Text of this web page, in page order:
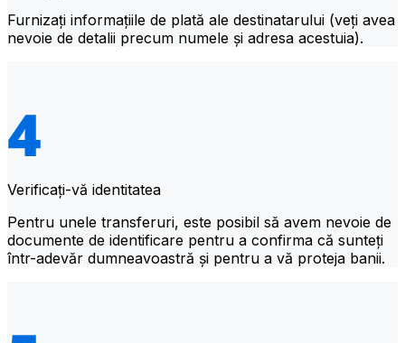
Furnizați informațiile de plată ale destinatarului (veți avea
nevoie de detalii precum numele și adresa acestuia).
Verificați-vă identitatea
Pentru unele transferuri, este posibil să avem nevoie de
documente de identificare pentru a confirma că sunteți
într-adevăr dumneavoastră și pentru a vă proteja banii.